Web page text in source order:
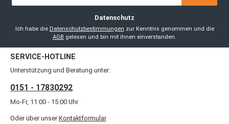
Datenschutz
Ich habe die Datenschutzbestimmungen
zur Kenntnis genommen und die
AGB gelesen und bin mit ihnen einverstanden.
SERVICE-HOTLINE
Unterstützung und Beratung unter:
0151 - 17830292
Mo-Fr, 11:00 - 15:00 Uhr
Oder über unser Kontaktformular.